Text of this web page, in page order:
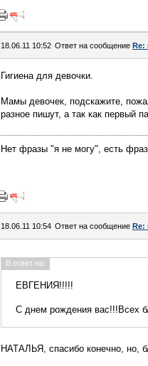
18.06.11 10:52 Ответ на сообщение Re:
Гигиена для девочки.
Мамы девочек, подскажите,
разное пишут, а так как первый
Нет фразы "я не могу", есть
18.06.11 10:54 Ответ на сообщение Re:
В ответ на:
ЕВГЕНИЯ!!!!!
С днем рождения вас!!!Всех
НАТАЛЬЯ, спасибо конечно, но,